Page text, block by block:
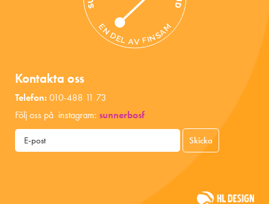
Kontakta oss
Telefon:010-488 11 73
Följ oss på instagram: sunnerbosf
Skicka